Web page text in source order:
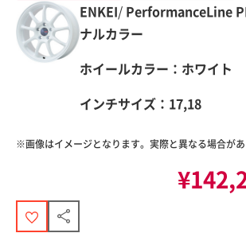
ENKEI/ PerformanceLine
ナルカラー
ホイールカラー：ホワイト
インチサイズ：17,18
※画像はイメージとなります。実際と異なる場合があ